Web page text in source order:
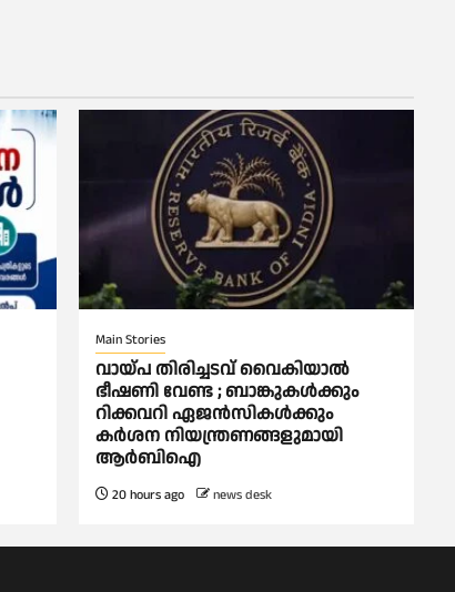
Main Stories
വായ്പ തിരിച്ചടവ് വൈകിയാല്‍
ഭീഷണി വേണ്ട ; ബാങ്കുകള്‍ക്കും
റിക്കവറി ഏജൻസികള്‍ക്കും
കര്‍ശന നിയന്ത്രണങ്ങളുമായി
ആര്‍ബിഐ
20 hours ago news desk